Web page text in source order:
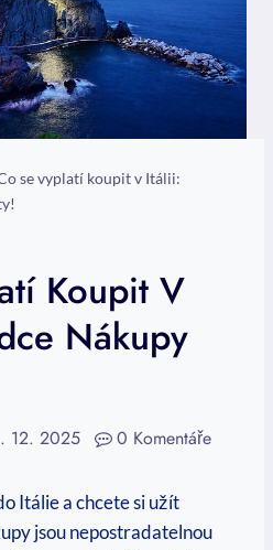
se vyplatí koupit v Itálii:
Koupit V
Nákupy
12. 2025 0 Komentáře
Itálie a chcete si užít
jsou nepostradatelnou